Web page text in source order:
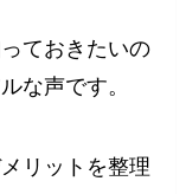
ておきたいの
な声です。
リットを整理